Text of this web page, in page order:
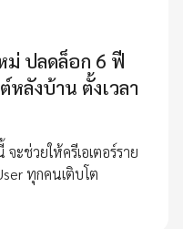
ม่ ปลดล็อก 6 ฟี
ลังบ้าน ตั้งเวลา
ะช่วยให้ครีเอเตอร์ราย
ทุกคนเติบโต